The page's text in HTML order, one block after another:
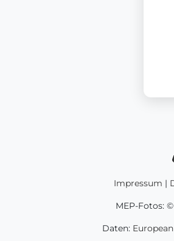
Impressum |
MEP-Fotos:
Daten: